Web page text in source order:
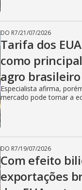
DO R7/21/07/2026
Tarifa dos
como
agro brasileiro
Especialista afirma,
mercado pode tornar a
DO R7/19/07/2026
Com efeito
exportações